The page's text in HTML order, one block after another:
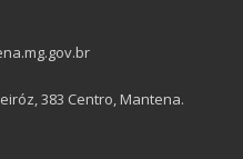
383 Centro, Mantena.